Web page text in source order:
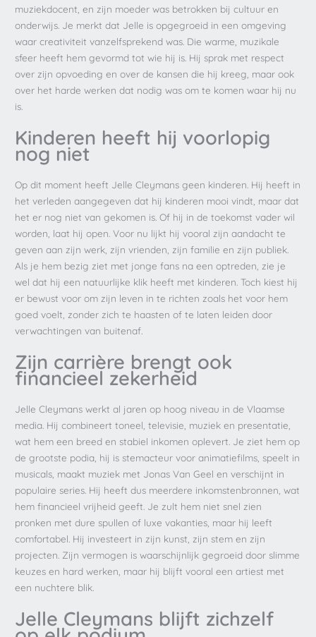
muziekdocent, en zijn moeder was betrokken bij cultuur en
onderwijs. Je merkt dat Jelle is opgegroeid in een omgeving
waar creativiteit vanzelfsprekend was. Die warme, muzikale
sfeer heeft hem gevormd tot wie hij is. Hij sprak met respect
over zijn opvoeding en over de kansen die hij kreeg, maar ook
over het harde werken dat nodig was om te komen waar hij nu
is.
Kinderen heeft hij voorlopig
nog niet
Op dit moment heeft Jelle Cleymans geen kinderen. Hij heeft in
het verleden aangegeven dat hij kinderen mooi vindt, maar dat
het er nog niet van gekomen is. Of hij in de toekomst vader wil
worden, laat hij open. Voor nu lijkt hij vooral zijn aandacht te
geven aan zijn werk, zijn vrienden, zijn familie en zijn publiek.
Als je hem bezig ziet met jonge fans na een optreden, zie je
wel dat hij een natuurlijke klik heeft met kinderen. Toch kiest hij
er bewust voor om zijn leven in te richten zoals het voor hem
goed voelt, zonder zich te haasten of te laten leiden door
verwachtingen van buitenaf.
Zijn carrière brengt ook
financieel zekerheid
Jelle Cleymans werkt al jaren op hoog niveau in de Vlaamse
media. Hij combineert toneel, televisie, muziek en presentatie,
wat hem een breed en stabiel inkomen oplevert. Je ziet hem op
de grootste podia, hij is stemacteur voor animatiefilms, speelt in
musicals, maakt muziek met Jonas Van Geel en verschijnt in
populaire series. Hij heeft dus meerdere inkomstenbronnen, wat
hem financieel vrijheid geeft. Je zult hem niet snel zien
pronken met dure spullen of luxe vakanties, maar hij leeft
comfortabel. Hij investeert in zijn kunst, zijn stem en zijn
projecten. Zijn vermogen is waarschijnlijk gegroeid door slimme
keuzes en hard werken, maar hij blijft vooral een artiest met
een nuchtere blik.
Jelle Cleymans blijft zichzelf